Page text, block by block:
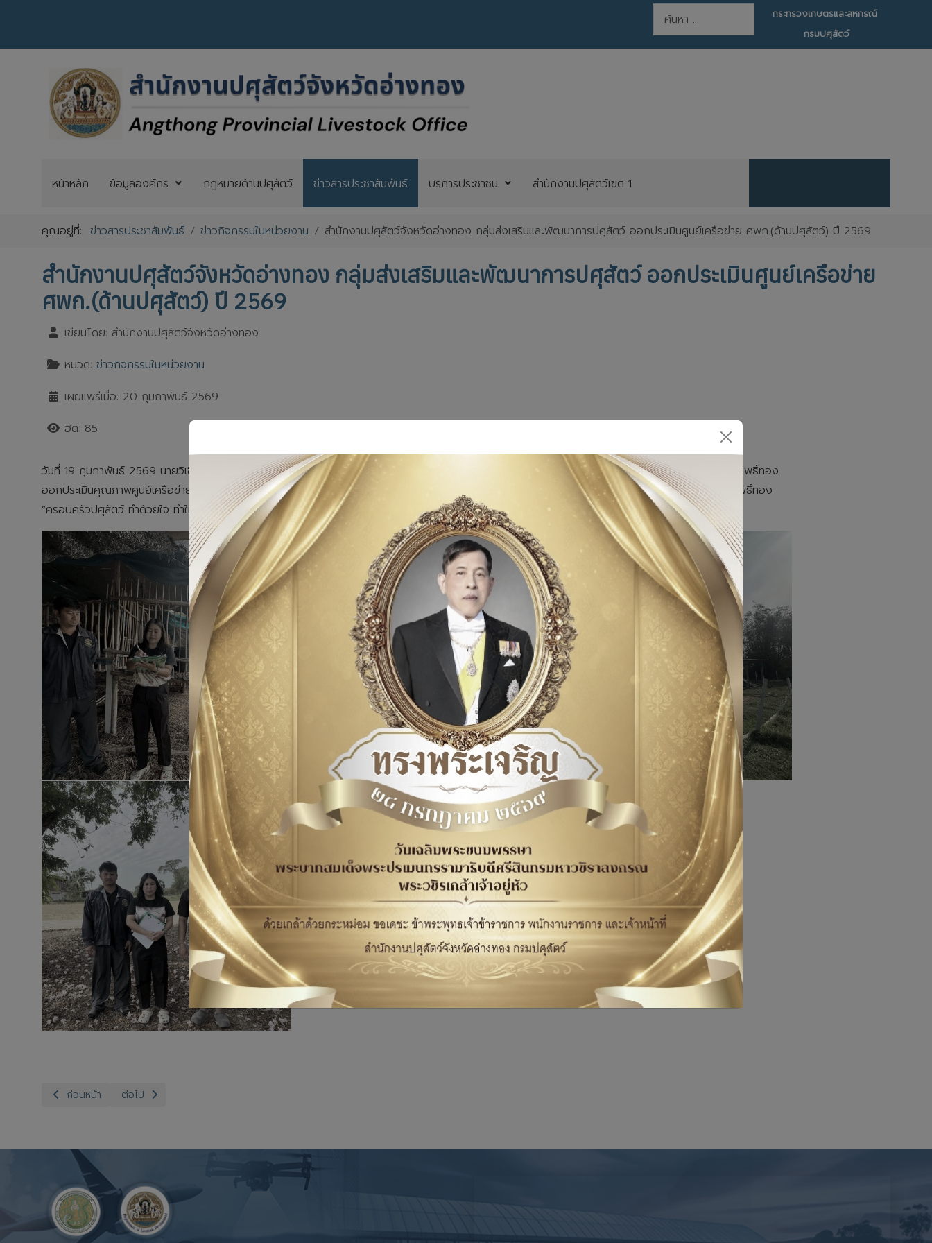
การค้นหา
กระทรวงเกษตรและสหกรณ์
กรมปศุสัตว์
หน้าหลัก ข้อมูลองค์กร กฎหมายด้านปศุสัตว์ ข่าวสารประชาสัมพันธ์ บริการประชาชน สำนักงานปศุสัตว์เขต 1
คุณอยู่ที่:ข่าวสารประชาสัมพันธ์ ข่าวกิจกรรมในหน่วยงาน สำนักงานปศุสัตว์จังหวัดอ่างทอง กลุ่มส่งเสริมและพัฒนาการปศุสัตว์ ออกประเมินศูนย์เครือข่าย ศพก.(ด้านปศุสัตว์) ปี 2569
สำนักงานปศุสัตว์จังหวัดอ่างทอง กลุ่มส่งเสริมและพัฒนาการปศุสัตว์ ออกประเมินศูนย์เครือข่าย
ศพก.(ด้านปศุสัตว์) ปี 2569
เขียนโดย: สำนักงานปศุสัตว์จังหวัดอ่างทอง
หมวด:ข่าวกิจกรรมในหน่วยงาน
เผยแพร่เมื่อ: 20 กุมภาพันธ์ 2569
ฮิต: 85
วันที่ 19 กุมภาพันธ์ 2569 นายวิเชียร จารุเพ็ง ปศุสัตว์จังหวัดอ่างทอง มอบหมายให้กลุ่มส่งเสริมและพัฒนาการปศุสัตว์ ร่วมกับเจ้าหน้าที่สำนักงานปศุสัตว์อำเภอโพธิ์ทอง
ออกประเมินคุณภาพศูนย์เครือข่าย ศพก.(ด้านปศุสัตว์) โครงการศูนย์เรียนรู้การเพิ่มประสิทธิภาพการผลิตสินค้าเกษตร ปี 2569 ณ ศูนย์ศพก. เครือข่าย อำภอโพธิ์ทอง
”ครอบครัวปศุสัตว์ ทำด้วยใจ ทำให้ไว ทำจได้จริง“
เนื้อหาก่อนหน้า: สำนักงานปศุสัตว์จังหวัดอ่างทอง กลุ่มพัฒนาสุขภาพสัตว์ เข้าร่วมประชุมราชการขับเคลื่อนระบบงานสร้างความรอบรู้ด้านสุขภาพในการป้องกันควบคุมโรคอุบัติใหม่อุบัติซ้ำและพัฒนาระบบการจัดการฐาน
ก่อนหน้า เนื้อหาถัดไป: สำนักงานปศุสัตว์จังหวัดอ่างทอง กลุ่มส่งเสริมและพัฒนาการปศุสัตว์ ออกประเมินศูนย์เครือข่าย ศพก.(ด้านปศุสัตว์) ปี 2569
ต่อไป